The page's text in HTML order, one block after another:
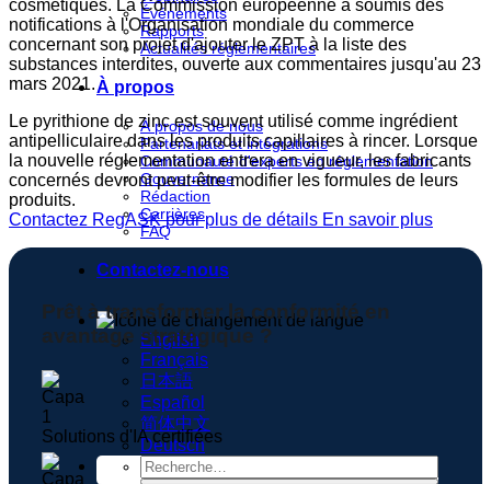
Événements
Rapports
Actualités réglementaires
À propos
À propos de nous
Partenariats et intégrations
Communauté d'experts en réglementation
Gouvernance
Rédaction
Carrières
FAQ
Contactez-nous
English
Français
日本語
Español
简体中文
Deutsch
cosmétiques. La Commission européenne a soumis des
notifications à l'Organisation mondiale du commerce
concernant son projet d'ajouter le ZPT à la liste des
substances interdites, ouverte aux commentaires jusqu'au 23
mars 2021.
Le pyrithione de zinc est souvent utilisé comme ingrédient
antipelliculaire dans les produits capillaires à rincer. Lorsque
la nouvelle réglementation entrera en vigueur, les fabricants
concernés devront peut-être modifier les formules de leurs
produits.
Contactez RegASK pour plus de détails En savoir plus
Prêt à transformer la conformité en
avantage stratégique ?
Solutions d'IA certifiées